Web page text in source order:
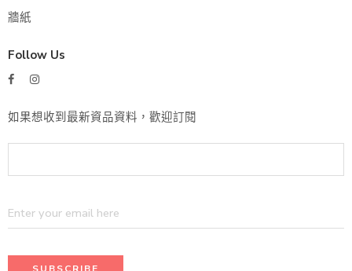
牆紙
Follow Us
如果想收到最新資品資料，歡迎訂閱